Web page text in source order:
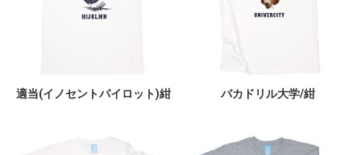
適当(イノセントパイロット)紺 バカドリル大学/紺